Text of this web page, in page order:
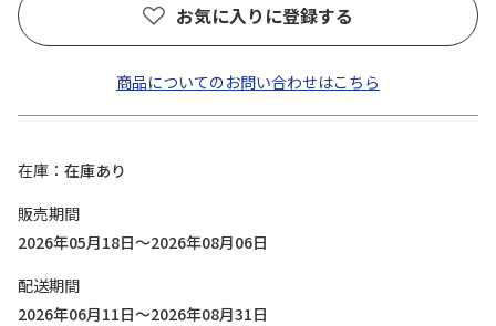
お気に入りに登録する
商品についてのお問い合わせはこちら
在庫
在庫あり
販売期間
2026年05月18日～2026年08月06日
配送期間
2026年06月11日～2026年08月31日